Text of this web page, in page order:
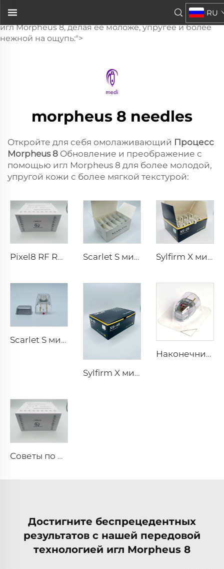
, которая обновляет и преображает кожу с помощью
игл Morpheus 8, делая её моложе, упругее и более
нежной на ощупь:">
RU
morpheus 8 needles
Откройте для себя омолаживающий Процесс
Morpheus 8 Обновление и преображение с
помощью игл Morpheus 8 для более молодой,
упругой кожи с более мягкой текстурой:
Pixel8 RF Rohrer Aesthetic 25 49 64 наконечники Scarlet S микротоки и радиочастотные биполярные электроды, расходуемый наконечник 25pin Sylfirm X микроголки rf наконечники XE-25
Scarlet S микротоки и радиочастотные биполярные электроды, расходуемый наконечник 25pin
Sylfirm X микротоки и радиочастотный уход за кожей, наконечники Sylfirm X XB-49
Наконечник Sylfirm X для микротоков и радиочастотного воздействия, картридж Sylfirm X XE-25 от Viol
Советы по RF для pixel8
Достигните беспрецедентных
результатов с нашей передовой
технологией игл Morpheus 8